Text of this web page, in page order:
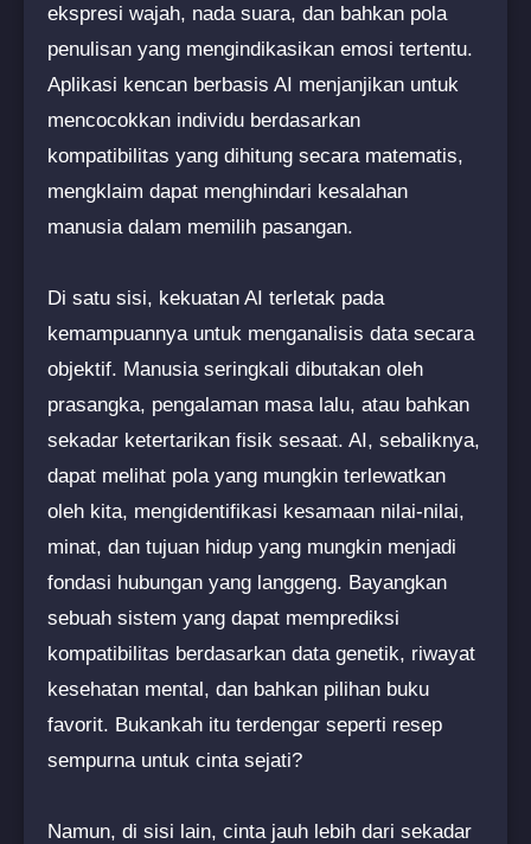
ekspresi wajah, nada suara, dan bahkan pola
penulisan yang mengindikasikan emosi tertentu.
Aplikasi kencan berbasis AI menjanjikan untuk
mencocokkan individu berdasarkan
kompatibilitas yang dihitung secara matematis,
mengklaim dapat menghindari kesalahan
manusia dalam memilih pasangan.
Di satu sisi, kekuatan AI terletak pada
kemampuannya untuk menganalisis data secara
objektif. Manusia seringkali dibutakan oleh
prasangka, pengalaman masa lalu, atau bahkan
sekadar ketertarikan fisik sesaat. AI, sebaliknya,
dapat melihat pola yang mungkin terlewatkan
oleh kita, mengidentifikasi kesamaan nilai-nilai,
minat, dan tujuan hidup yang mungkin menjadi
fondasi hubungan yang langgeng. Bayangkan
sebuah sistem yang dapat memprediksi
kompatibilitas berdasarkan data genetik, riwayat
kesehatan mental, dan bahkan pilihan buku
favorit. Bukankah itu terdengar seperti resep
sempurna untuk cinta sejati?
Namun, di sisi lain, cinta jauh lebih dari sekadar